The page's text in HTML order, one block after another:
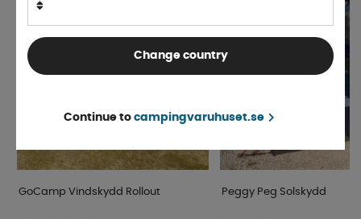
GoCamp Vindskydd Rollout Peggy Peg Solskydd
Change country
Continue to campingvaruhuset.se